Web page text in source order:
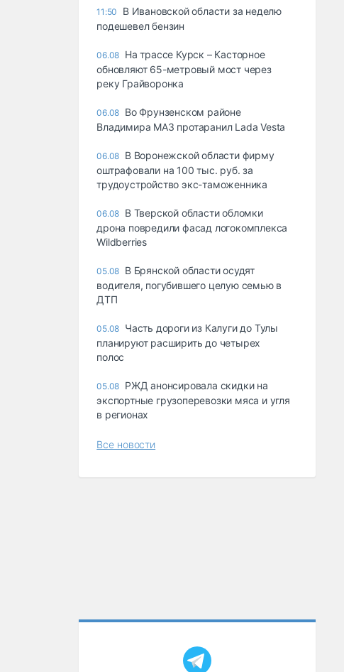
11:50
В Ивановской области за неделю
подешевел бензин
06.08 На трассе Курск – Касторное
обновляют 65-метровый мост через
реку Грайворонка
06.08 Во Фрунзенском районе
Владимира МАЗ протаранил Lada Vesta
06.08 В Воронежской области фирму
оштрафовали на 100 тыс. руб. за
трудоустройство экс-таможенника
06.08 В Тверской области обломки
дрона повредили фасад логокомплекса
Wildberries
05.08 В Брянской области осудят
водителя, погубившего целую семью в
ДТП
05.08 Часть дороги из Калуги до Тулы
планируют расширить до четырех
полос
05.08 РЖД анонсировала скидки на
экспортные грузоперевозки мяса и угля
в регионах
Все новости